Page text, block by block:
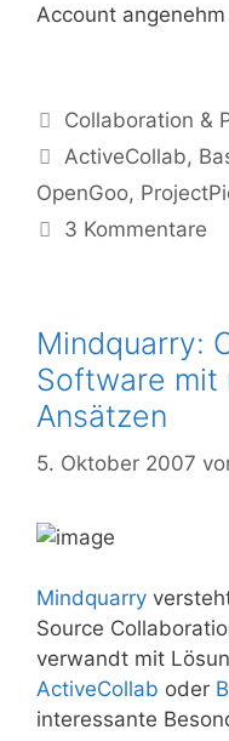
Account
Kategorien
Collaboration &
Tags
ActiveCollab,
OpenGoo,
3 Kommentare
Mindquarry:
Software mit
Ansätzen
5. Oktober 2007
Mindquarry
Source
verwandt mit
ActiveCollab oder
interessante